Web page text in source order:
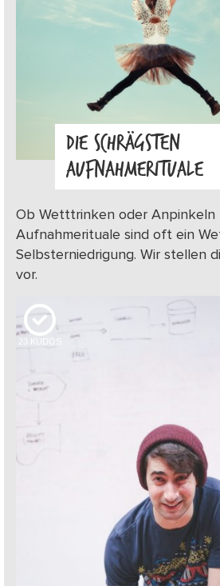
DIE SCHRÄGSTEN
AUFNAHMERITUALE
Ob Wetttrinken oder Anpinkeln
Aufnahmerituale sind oft ein
Selbsterniedrigung. Wir stellen
vor.
23 KUDOS